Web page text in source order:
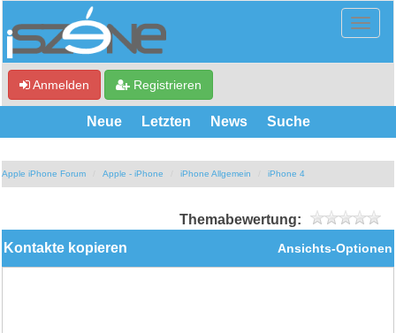
Anmelden Registrieren
Neue Letzten News Suche
Apple iPhone Forum Apple - iPhone iPhone Allgemein iPhone 4
Themabewertung:
Ansichts-Optionen
Kontakte kopieren